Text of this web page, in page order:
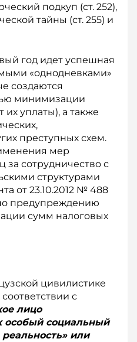
подкуп (ст. 252),
тайны (ст. 255) и
год идет успешная
«однодневками»
создаются
минимизации
их уплаты), а также
преступных схем.
мер
за сотрудничество с
структурами
от 23.10.2012 № 488
предупреждению
сумм налоговых
цивилистике
с
лицо
особый социальный
или